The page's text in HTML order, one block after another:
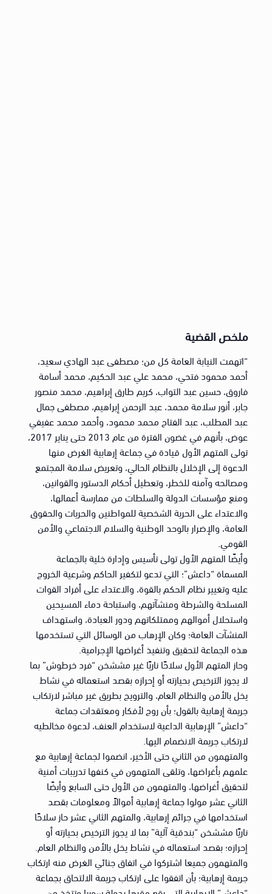
ملخص القضية
“اتهمت النيابة العامة كل من؛ مصطفى عبد الهادي سعيد،
أحمد محمود فتحي، محمد علي عبد الحكيم، محمد أسامة
فاروق، حسين عبد التواب، كريم طارق إبراهيم، محمد منصور
جابر، أنور سلامة محمد، عبد الرحمن إبراهيم، مصطفى جمال
عبد المطلب، عبد الفتاح محمد محمود، وأحمد محمد عفيفي
عوض، بأنهم في غضون الفترة من عام 2013 حتى يناير 2017،
تولى المتهم الأول قيادة في جماعة إرهابية الغرض منها
الدعوة إلى الإخلال بالنظام الحالي، وتعريض سلامة المجتمع
ومصالحه وآمنه للخطر، وتعطيل أحكام الدستور والقوانين،
ومنع مؤسسات الدولة والسلطات من ممارسة أعمالها،
والاعتداء على الحرية الشخصية للمواطنين والحريات والحقوق
العامة، والإضرار بالوحد الوطنية والسلام الاجتماعي والأمن
القومي.
وأيضًا المتهم الأول تولى تأسيس وإدارة خلية بالجماعة
المسماة “داعش”؛ التي تدعو لتكفير الحاكم وشرعية الخروج
عليه وتغيير نظام الحكم بالقوة، والاعتداء على أفراد القوات
المسلحة والشرطة ومنشآتهم، واستباحة دماء المسيحين
واستحلال أموالهم وممتلكاتهم ودور العبادة، واستهداف
المنشآت العامة؛ وكان الإرهاب من الوسائل التي تستخدمها
هذه الجماعة لتحقيق وتنفيذ أغراضها الإجرامية.
وحاز المتهم الأول سلاحًا ناريًا غير مششخن “فرد خرطوش” بما
لا يجوز الترخيص بحيازته أو إحرازه بقصد استعماله في نشاط
يخل بالأمن والنظام العام، والترويج بطريق غير مباشر لارتكاب
جريمة إرهابية بالقول؛ بأن روج لأفكار ومعتقدات جماعة
“داعش” الإرهابية الداعية لاستخدام العنف، لدعوة مخالطيه
لارتكاب جريمة الانضمام اليها.
والمتهمون من الثاني حتى الأخير، انضموا لجماعة إرهابية مع
علمهم بأغراضها، وتلقى المتهمون في كنفها تدريبات أمنية
لتحقيق أغراضها، والمتهمون من الأول حتى السابع وأيضًا
الثاني عشر مولوا جماعة إرهابية أموالاً ومعلومات بقصد
استخدامها في جرائم إرهابية، والمتهم الثاني عشر حاز سلاحًا
ناريًا مششخن “بندقية آلية” بما لا يجوز الترخيص بحيازته أو
إحرازه؛ بقصد استعماله في نشاط يخل بالأمن والنظام العام.
والمتهمون جميعا اشتركوا في اتفاق جنائي الغرض منه ارتكاب
جريمة إرهابية؛ بأن اتفقوا على ارتكاب جريمة الالتحاق بجماعة